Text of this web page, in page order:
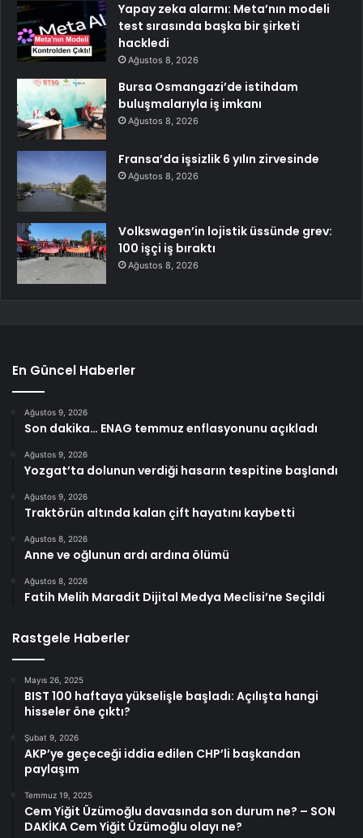
Yapay zeka alarmı: Meta’nın modeli
test sırasında başka bir şirketi
hackledi
Ağustos 8, 2026
Bursa Osmangazi’de istihdam
buluşmalarıyla iş imkanı
Ağustos 8, 2026
Fransa’da işsizlik 6 yılın zirvesinde
Ağustos 8, 2026
Volkswagen’in lojistik üssünde grev:
100 işçi iş bıraktı
Ağustos 8, 2026
En Güncel Haberler
Ağustos 9, 2026
Son dakika… ENAG temmuz enflasyonunu açıkladı
Ağustos 9, 2026
Yozgat’ta dolunun verdiği hasarın tespitine başlandı
Ağustos 9, 2026
Traktörün altında kalan çift hayatını kaybetti
Ağustos 8, 2026
Anne ve oğlunun ardı ardına ölümü
Ağustos 8, 2026
Fatih Melih Maradit Dijital Medya Meclisi’ne Seçildi
Rastgele Haberler
Mayıs 26, 2025
BIST 100 haftaya yükselişle başladı: Açılışta hangi
hisseler öne çıktı?
Şubat 9, 2026
AKP’ye geçeceği iddia edilen CHP’li başkandan
paylaşım
Temmuz 19, 2025
Cem Yiğit Üzümoğlu davasında son durum ne? – SON
DAKİKA Cem Yiğit Üzümoğlu olayı ne?